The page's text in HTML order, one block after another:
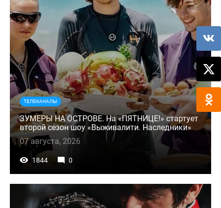
ТЕЛЕКАНАЛЫ
ЗУМЕРЫ НА ОСТРОВЕ. На «ПЯТНИЦЕ!» стартует
второй сезон шоу «Выживалити. Наследники»
07 августа, 2026
1844 0